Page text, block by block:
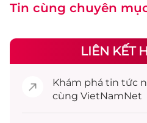
Tin cùng chuyên
LIÊN KẾT
Khám phá tin tức
cùng VietNamNet